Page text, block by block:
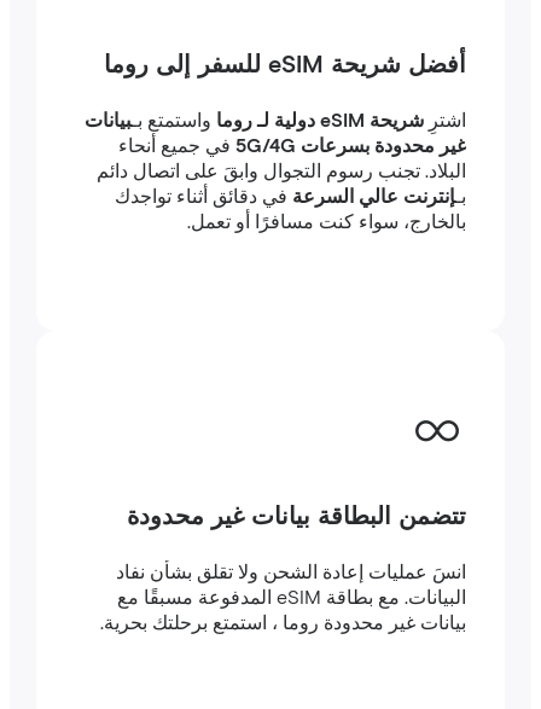
أفضل شريحة eSIM للسفر إلى روما
شريحة eSIM دولية لـ روما واستمتع بـبيانات
غير محدودة بسرعات 5G/4G
في جميع أنحاء
البلاد. تجنب رسوم التجوال وابقَ على اتصال دائم
إنترنت عالي السرعةفي دقائق أثناء تواجدك
بالخارج، سواء كنت مسافرًا أو تعمل.
تتضمن البطاقة بيانات غير محدودة
انسَ عمليات إعادة الشحن ولا تقلق بشأن نفاد
البيانات. مع بطاقة eSIM المدفوعة مسبقًا مع
بيانات غير محدودة روما ، استمتع برحلتك بحرية.